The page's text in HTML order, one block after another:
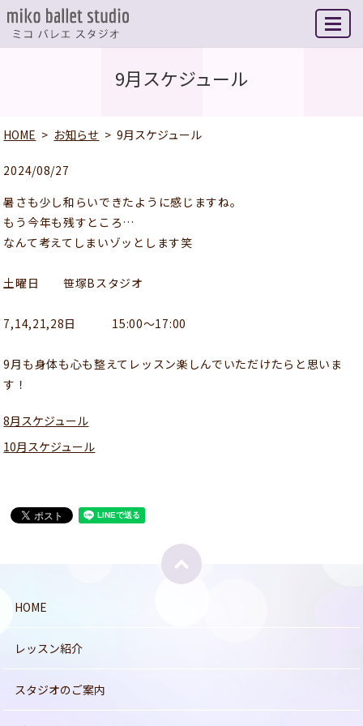
MENU
9月スケジュール
HOME お知らせ 9月スケジュール
2024/08/27
暑さも少し和らいできたように感じますね。
もう今年も残すところ…
なんて考えてしまいゾッとします笑
土曜日 笹塚Bスタジオ
7,14,21,28日 15:00〜17:00
9月も身体も心も整えてレッスン楽しんでいただけたらと思いま
す！
8月スケジュール
10月スケジュール
HOME
レッスン紹介
スタジオのご案内